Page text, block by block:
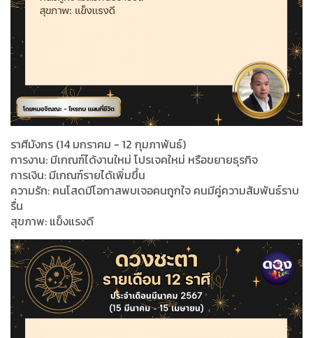
ราศีมังกร (14 มกราคม - 12 กุมภาพันธ์)
การงาน: มีเกณฑ์ได้งานใหม่ โปรเจคใหม่ หรือขยายธุรกิจ
การเงิน: มีเกณฑ์รายได้เพิ่มขึ้น
ความรัก: คนโสดมีโอกาสพบเจอคนถูกใจ คนมีคู่ความสัมพันธ์ราบ
รื่น
สุขภาพ: แข็งแรงดี